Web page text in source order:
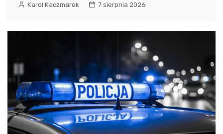
Karol Kaczmarek 7 sierpnia 2026